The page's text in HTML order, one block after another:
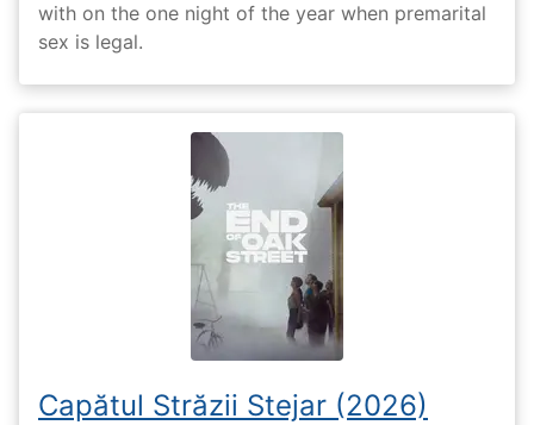
with on the one night of the year when premarital
sex is legal.
Capătul Străzii Stejar (2026)